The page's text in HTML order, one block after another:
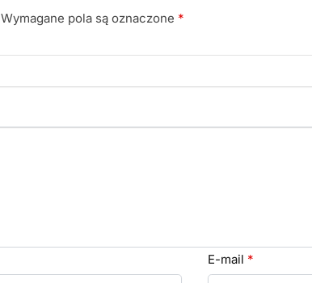
Wymagane pola są oznaczone *
E-mail *